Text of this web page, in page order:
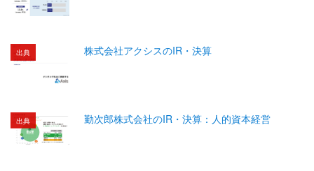
出典 株式会社アクシスのIR・決算
出典 勤次郎株式会社のIR・決算：人的資本経営